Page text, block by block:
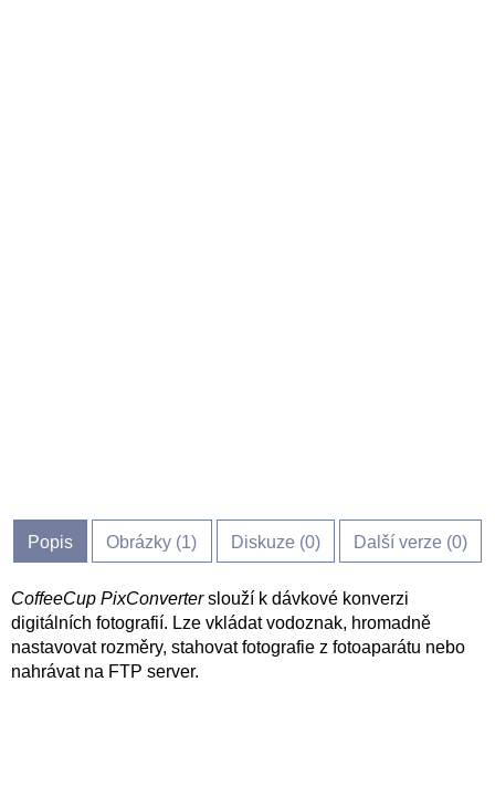
Popis Obrázky (1) Diskuze (0) Další verze (0)
CoffeeCup PixConverterslouží k dávkové konverzi
digitálních fotografií. Lze vkládat vodoznak, hromadně
nastavovat rozměry, stahovat fotografie z fotoaparátu nebo
nahrávat na FTP server.